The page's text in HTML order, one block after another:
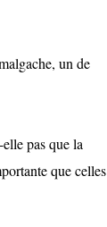
un de
pas que la
que celles